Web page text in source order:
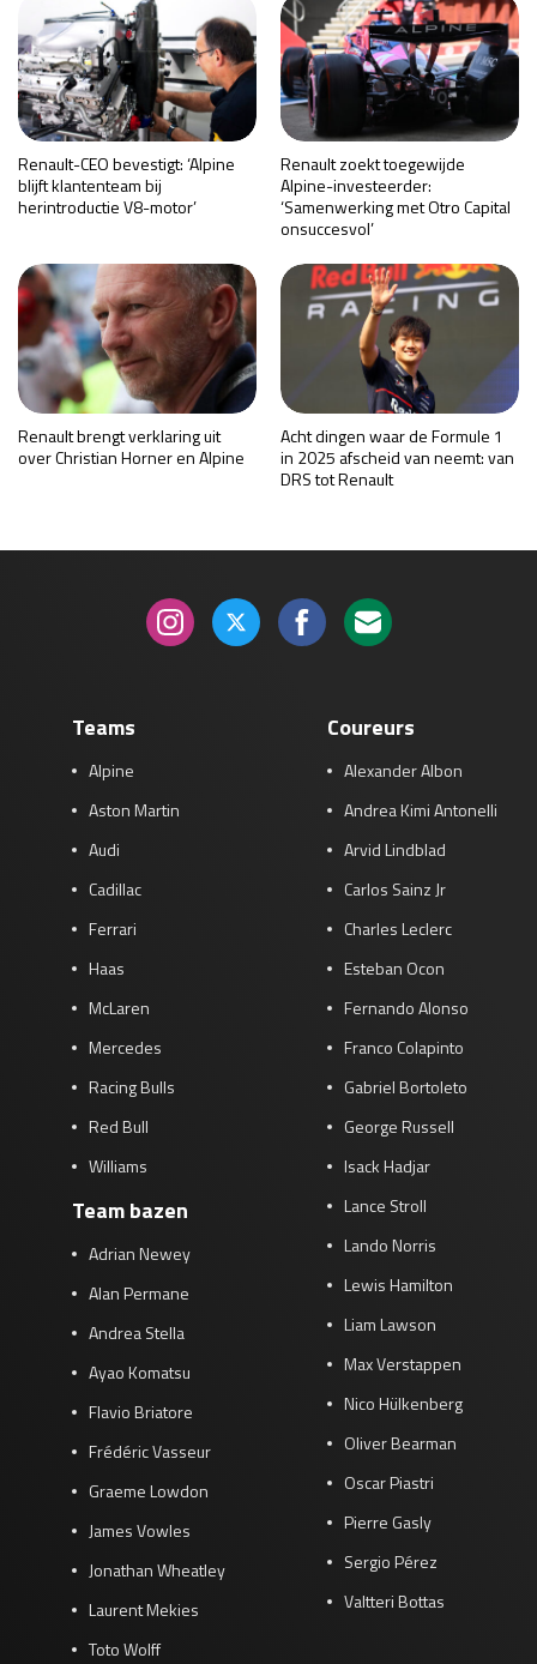
Renault-CEO bevestigt: ‘Alpine
blijft klantenteam bij
herintroductie V8-motor’
Renault zoekt toegewijde
Alpine-investeerder:
‘Samenwerking met Otro Capital
onsuccesvol’
Renault brengt verklaring uit
over Christian Horner en Alpine
Acht dingen waar de Formule 1
in 2025 afscheid van neemt: van
DRS tot Renault
Teams
Alpine
Aston Martin
Audi
Cadillac
Ferrari
Haas
McLaren
Mercedes
Racing Bulls
Red Bull
Williams
Team bazen
Adrian Newey
Alan Permane
Andrea Stella
Ayao Komatsu
Flavio Briatore
Frédéric Vasseur
Graeme Lowdon
James Vowles
Jonathan Wheatley
Laurent Mekies
Toto Wolff
Coureurs
Alexander Albon
Andrea Kimi Antonelli
Arvid Lindblad
Carlos Sainz Jr
Charles Leclerc
Esteban Ocon
Fernando Alonso
Franco Colapinto
Gabriel Bortoleto
George Russell
Isack Hadjar
Lance Stroll
Lando Norris
Lewis Hamilton
Liam Lawson
Max Verstappen
Nico Hülkenberg
Oliver Bearman
Oscar Piastri
Pierre Gasly
Sergio Pérez
Valtteri Bottas